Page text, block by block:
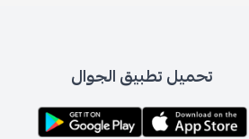
تحميل تطبيق الجوال